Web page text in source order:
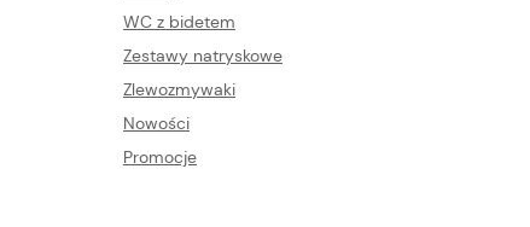
WC z bidetem
Zestawy natryskowe
Zlewozmywaki
Nowości
Promocje